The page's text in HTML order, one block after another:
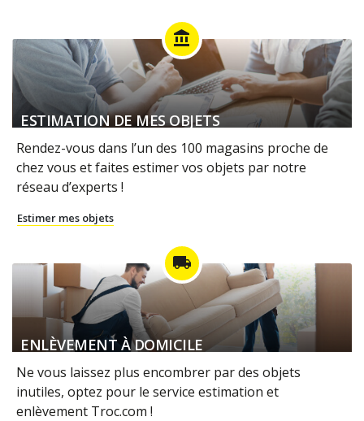
account_balance
ESTIMATION DE MES OBJETS
Rendez-vous dans l’un des 100 magasins proche de
chez vous et faites estimer vos objets par notre
réseau d’experts !
Estimer mes objets
local_shipping
ENLÈVEMENT À DOMICILE
Ne vous laissez plus encombrer par des objets
inutiles, optez pour le service estimation et
enlèvement Troc.com !